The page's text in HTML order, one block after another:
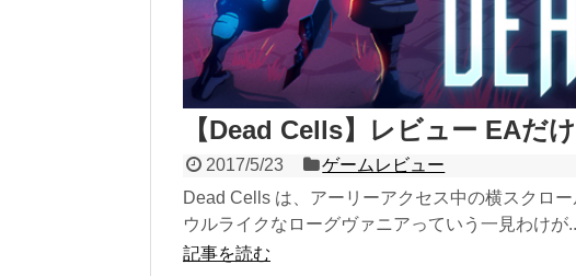
【Dead Cells】レビュー EAだ
2017/5/23
ゲームレビュー
Dead Cells は、アーリーアクセス中の横スクロ
ウルライクなローグヴァニアっていう一見わけが
記事を読む